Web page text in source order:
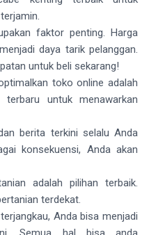
faktor penting. Harga
daya tarik pelanggan.
untuk beli sekarang!
toko online adalah
untuk menawarkan
berita terkini selalu Anda
konsekuensi, Anda akan
adalah pilihan terbaik.
terdekat.
Anda bisa menjadi